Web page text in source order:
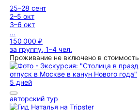
25–28 сент
2–5 окт
3–6 окт
...
150 000 ₽
за группу, 1–4 чел.
Проживание не включено в стоимость
5 дней
авторский тур